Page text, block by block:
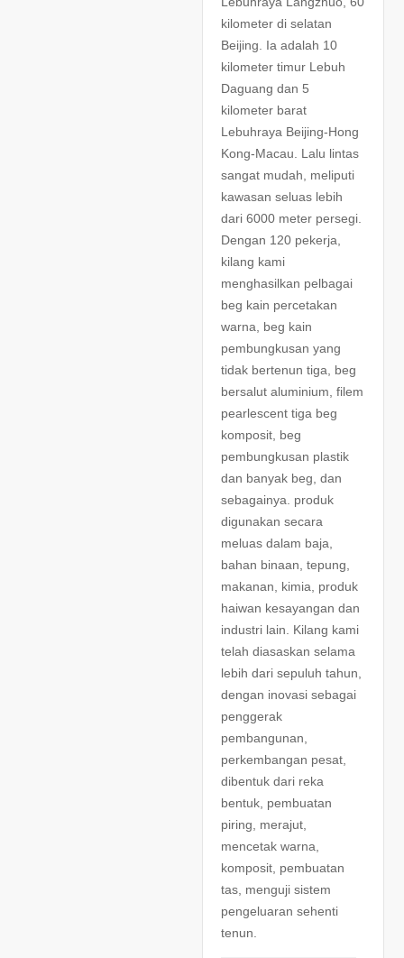
kilometer di selatan
Beijing. Ia adalah 10
kilometer timur Lebuh
Daguang dan 5
kilometer barat
Lebuhraya Beijing-Hong
Kong-Macau. Lalu lintas
sangat mudah, meliputi
kawasan seluas lebih
dari 6000 meter persegi.
Dengan 120 pekerja,
kilang kami
menghasilkan pelbagai
beg kain percetakan
warna, beg kain
pembungkusan yang
tidak bertenun tiga, beg
bersalut aluminium, filem
pearlescent tiga beg
komposit, beg
pembungkusan plastik
dan banyak beg, dan
sebagainya. produk
digunakan secara
meluas dalam baja,
bahan binaan, tepung,
makanan, kimia, produk
haiwan kesayangan dan
industri lain. Kilang kami
telah diasaskan selama
lebih dari sepuluh tahun,
dengan inovasi sebagai
penggerak
pembangunan,
perkembangan pesat,
dibentuk dari reka
bentuk, pembuatan
piring, merajut,
mencetak warna,
komposit, pembuatan
tas, menguji sistem
pengeluaran sehenti
tenun.